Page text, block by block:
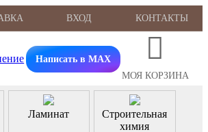
ВХОД КОНТАКТЫ
Написать в MAX
МОЯ КОРЗИНА
Ламинат
Строительная
химия